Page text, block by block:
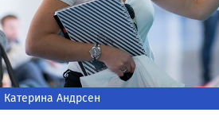
Катерина Андрсен